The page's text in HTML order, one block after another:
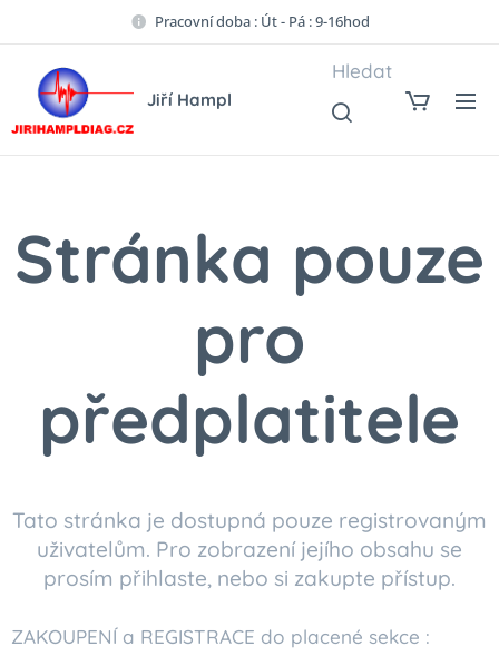
Pracovní doba : Út - Pá : 9-16hod
Jiří Hampl
Hledat
Stránka pouze
pro
předplatitele
Tato stránka je dostupná pouze registrovaným
uživatelům. Pro zobrazení jejího obsahu se
prosím přihlaste, nebo si zakupte přístup.
ZAKOUPENÍ a REGISTRACE do placené sekce :